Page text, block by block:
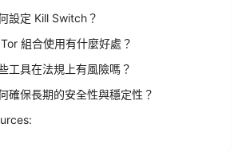
設定 Kill Switch？
組合使用有什麼好處？
工具在法規上有風險嗎？
確保長期的安全性與穩定性？